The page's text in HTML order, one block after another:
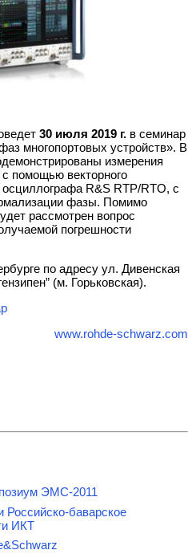
30 июля 2019 г. в семинар
многопортовых устройств». В
измерения
помощью векторного
R&S RTP/RTO, с
фазы. Помимо
рассмотрен вопрос
погрешности
по адресу ул. Дивенская
(м. Горьковская).
www.rohde-schwarz.com
ЭМС-2011
баварское
ИКТ